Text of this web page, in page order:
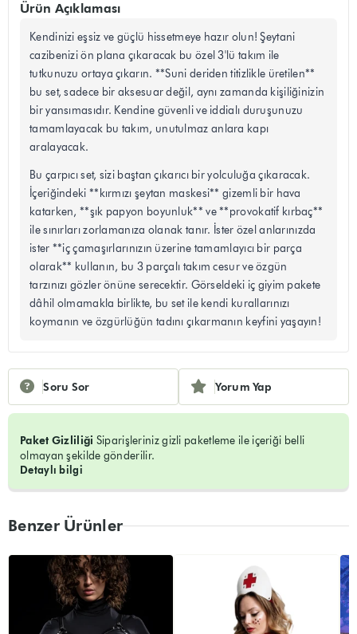
Soru Sor Yorum Yap
Paket Gizliliği Siparişleriniz gizli paketleme ile içeriği belli
olmayan şekilde gönderilir.
Detaylı bilgi
Ürün Açıklaması
Kendinizi eşsiz ve güçlü hissetmeye hazır olun! Şeytani
cazibenizi ön plana çıkaracak bu özel 3'lü takım ile
tutkunuzu ortaya çıkarın. **Suni deriden titizlikle üretilen**
bu set, sadece bir aksesuar değil, aynı zamanda kişiliğinizin
bir yansımasıdır. Kendine güvenli ve iddialı duruşunuzu
tamamlayacak bu takım, unutulmaz anlara kapı
aralayacak.
Bu çarpıcı set, sizi baştan çıkarıcı bir yolculuğa çıkaracak.
İçeriğindeki **kırmızı şeytan maskesi** gizemli bir hava
katarken, **şık papyon boyunluk** ve **provokatif kırbaç**
ile sınırları zorlamanıza olanak tanır. İster özel anlarınızda
ister **iç çamaşırlarınızın üzerine tamamlayıcı bir parça
olarak** kullanın, bu 3 parçalı takım cesur ve özgün
tarzınızı gözler önüne serecektir. Görseldeki iç giyim pakete
dâhil olmamakla birlikte, bu set ile kendi kurallarınızı
koymanın ve özgürlüğün tadını çıkarmanın keyfini yaşayın!
Benzer Ürünler